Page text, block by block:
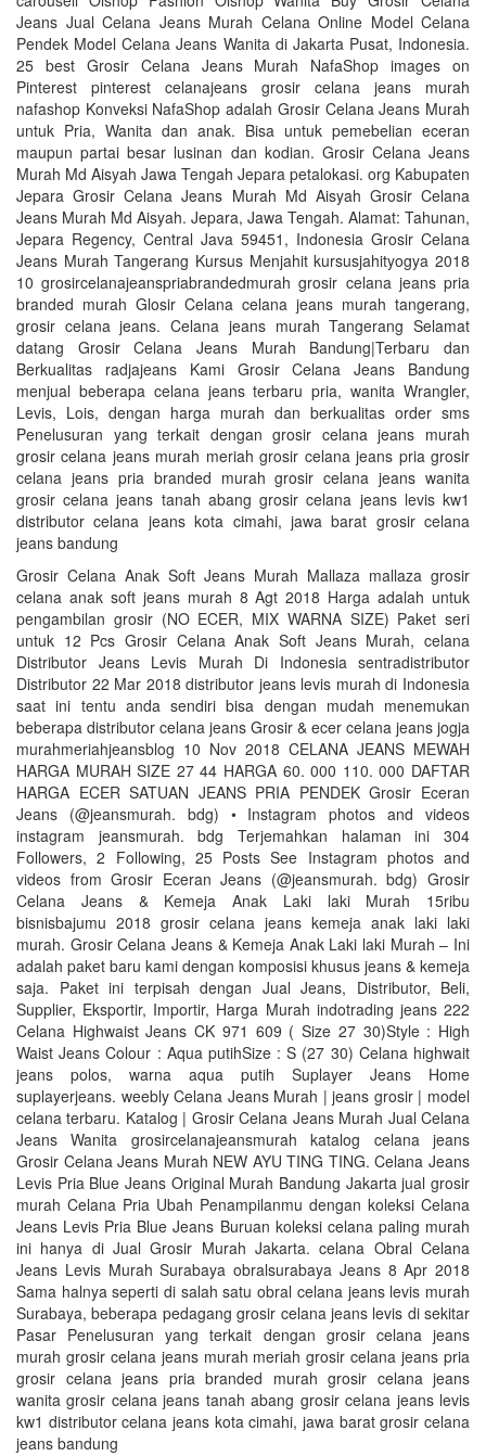
Jeans Jual Celana Jeans Murah Celana Online Model Celana
Pendek Model Celana Jeans Wanita di Jakarta Pusat, Indonesia.
25 best Grosir Celana Jeans Murah NafaShop images on
Pinterest pinterest celanajeans grosir celana jeans murah
nafashop Konveksi NafaShop adalah Grosir Celana Jeans Murah
untuk Pria, Wanita dan anak. Bisa untuk pemebelian eceran
maupun partai besar lusinan dan kodian. Grosir Celana Jeans
Murah Md Aisyah Jawa Tengah Jepara petalokasi. org Kabupaten
Jepara Grosir Celana Jeans Murah Md Aisyah Grosir Celana
Jeans Murah Md Aisyah. Jepara, Jawa Tengah. Alamat: Tahunan,
Jepara Regency, Central Java 59451, Indonesia Grosir Celana
Jeans Murah Tangerang Kursus Menjahit kursusjahityogya 2018
10 grosircelanajeanspriabrandedmurah grosir celana jeans pria
branded murah Glosir Celana celana jeans murah tangerang,
grosir celana jeans. Celana jeans murah Tangerang Selamat
datang Grosir Celana Jeans Murah Bandung|Terbaru dan
Berkualitas radjajeans Kami Grosir Celana Jeans Bandung
menjual beberapa celana jeans terbaru pria, wanita Wrangler,
Levis, Lois, dengan harga murah dan berkualitas order sms
Penelusuran yang terkait dengan grosir celana jeans murah
grosir celana jeans murah meriah grosir celana jeans pria grosir
celana jeans pria branded murah grosir celana jeans wanita
grosir celana jeans tanah abang grosir celana jeans levis kw1
distributor celana jeans kota cimahi, jawa barat grosir celana
jeans bandung
Grosir Celana Anak Soft Jeans Murah Mallaza mallaza grosir
celana anak soft jeans murah 8 Agt 2018 Harga adalah untuk
pengambilan grosir (NO ECER, MIX WARNA SIZE) Paket seri
untuk 12 Pcs Grosir Celana Anak Soft Jeans Murah, celana
Distributor Jeans Levis Murah Di Indonesia sentradistributor
Distributor 22 Mar 2018 distributor jeans levis murah di Indonesia
saat ini tentu anda sendiri bisa dengan mudah menemukan
beberapa distributor celana jeans Grosir & ecer celana jeans jogja
murahmeriahjeansblog 10 Nov 2018 CELANA JEANS MEWAH
HARGA MURAH SIZE 27 44 HARGA 60. 000 110. 000 DAFTAR
HARGA ECER SATUAN JEANS PRIA PENDEK Grosir Eceran
Jeans (@jeansmurah. bdg) • Instagram photos and videos
instagram jeansmurah. bdg Terjemahkan halaman ini 304
Followers, 2 Following, 25 Posts See Instagram photos and
videos from Grosir Eceran Jeans (@jeansmurah. bdg) Grosir
Celana Jeans & Kemeja Anak Laki laki Murah 15ribu
bisnisbajumu 2018 grosir celana jeans kemeja anak laki laki
murah. Grosir Celana Jeans & Kemeja Anak Laki laki Murah – Ini
adalah paket baru kami dengan komposisi khusus jeans & kemeja
saja. Paket ini terpisah dengan Jual Jeans, Distributor, Beli,
Supplier, Eksportir, Importir, Harga Murah indotrading jeans 222
Celana Highwaist Jeans CK 971 609 ( Size 27 30)Style : High
Waist Jeans Colour : Aqua putihSize : S (27 30) Celana highwait
jeans polos, warna aqua putih Suplayer Jeans Home
suplayerjeans. weebly Celana Jeans Murah | jeans grosir | model
celana terbaru. Katalog | Grosir Celana Jeans Murah Jual Celana
Jeans Wanita grosircelanajeansmurah katalog celana jeans
Grosir Celana Jeans Murah NEW AYU TING TING. Celana Jeans
Levis Pria Blue Jeans Original Murah Bandung Jakarta jual grosir
murah Celana Pria Ubah Penampilanmu dengan koleksi Celana
Jeans Levis Pria Blue Jeans Buruan koleksi celana paling murah
ini hanya di Jual Grosir Murah Jakarta. celana Obral Celana
Jeans Levis Murah Surabaya obralsurabaya Jeans 8 Apr 2018
Sama halnya seperti di salah satu obral celana jeans levis murah
Surabaya, beberapa pedagang grosir celana jeans levis di sekitar
Pasar Penelusuran yang terkait dengan grosir celana jeans
murah grosir celana jeans murah meriah grosir celana jeans pria
grosir celana jeans pria branded murah grosir celana jeans
wanita grosir celana jeans tanah abang grosir celana jeans levis
kw1 distributor celana jeans kota cimahi, jawa barat grosir celana
jeans bandung